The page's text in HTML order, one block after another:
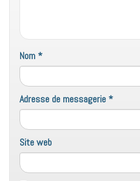
Nom*
Adresse de messagerie*
Site web